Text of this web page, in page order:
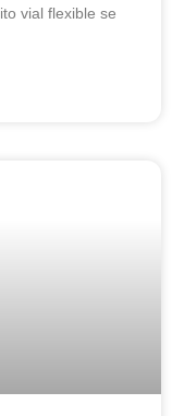
vial flexible se